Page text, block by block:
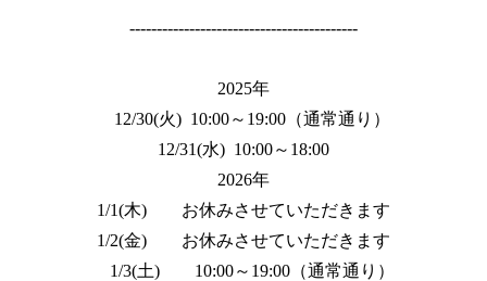
------------------------------------------
2025年
12/30(火)  10:00～19:00（通常通り）
12/31(水)  10:00～18:00
2026年
1/1(木)　　お休みさせていただきます
1/2(金)　　お休みさせていただきます
1/3(土)　　10:00～19:00（通常通り）